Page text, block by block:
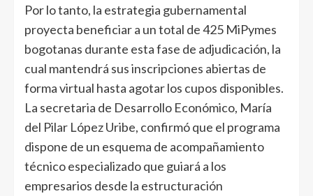
Por lo tanto, la estrategia gubernamental
proyecta beneficiar a un total de 425 MiPymes
bogotanas durante esta fase de adjudicación, la
cual mantendrá sus inscripciones abiertas de
forma virtual hasta agotar los cupos disponibles.
La secretaria de Desarrollo Económico, María
del Pilar López Uribe, confirmó que el programa
dispone de un esquema de acompañamiento
técnico especializado que guiará a los
empresarios desde la estructuración